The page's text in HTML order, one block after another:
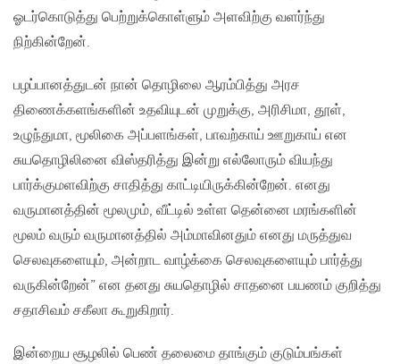
ஓடர்கொடுத்து பெற்றுக்கொள்ளும் அளவிற்கு வளர்ந்து
நிற்கின்றேன்.
பழப்பானத்துடன் நான் தொழிலை ஆரம்பித்து அரச
திணைக்களங்களின் உதவியுடன் முறுக்கு, அரிசிமா, தூள்,
உழுந்துமா, மூலிகை அப்பளங்கள், பாவற்காய் ஊறுகாய் என
சுயதொழிலினை விஸ்தரித்து இன்று எல்லோரும் வியந்து
பார்க்குமளவிற்கு சாதித்து காட்டியிருக்கின்றேன். எனது
வருமானத்தின் மூலமும், வீட்டில் உள்ள தென்னை மரங்களின்
மூலம் வரும் வருமானத்தில் அம்மாவினதும் எனது மருத்துவ
செலவுகளையும், அன்றாட வாழ்க்கை செலவுகளையும் பார்த்து
வருகின்றேன்” என தனது சுயதொழில் சாதனை பயணம் குறித்து
சதாசிவம் சகீலா கூறுகிறார்.
இன்றைய சூழலில் பெண் தலைமை தாங்கும் குடும்பங்கள்